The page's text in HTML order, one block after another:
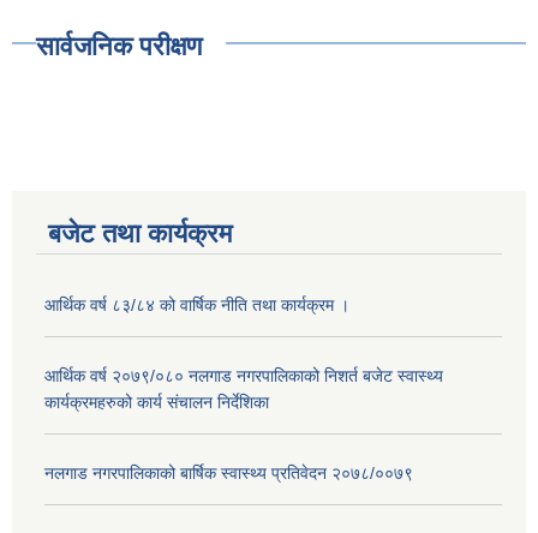
सार्वजनिक परीक्षण
बजेट तथा कार्यक्रम
आर्थिक वर्ष ८३/८४ को वार्षिक नीति तथा कार्यक्रम ।
आर्थिक वर्ष २०७९/०८० नलगाड नगरपालिकाको निशर्त बजेट स्वास्थ्य
कार्यक्रमहरुको कार्य संचालन निर्देशिका
नलगाड नगरपालिकाको बार्षिक स्वास्थ्य प्रतिवेदन २०७८/००७९